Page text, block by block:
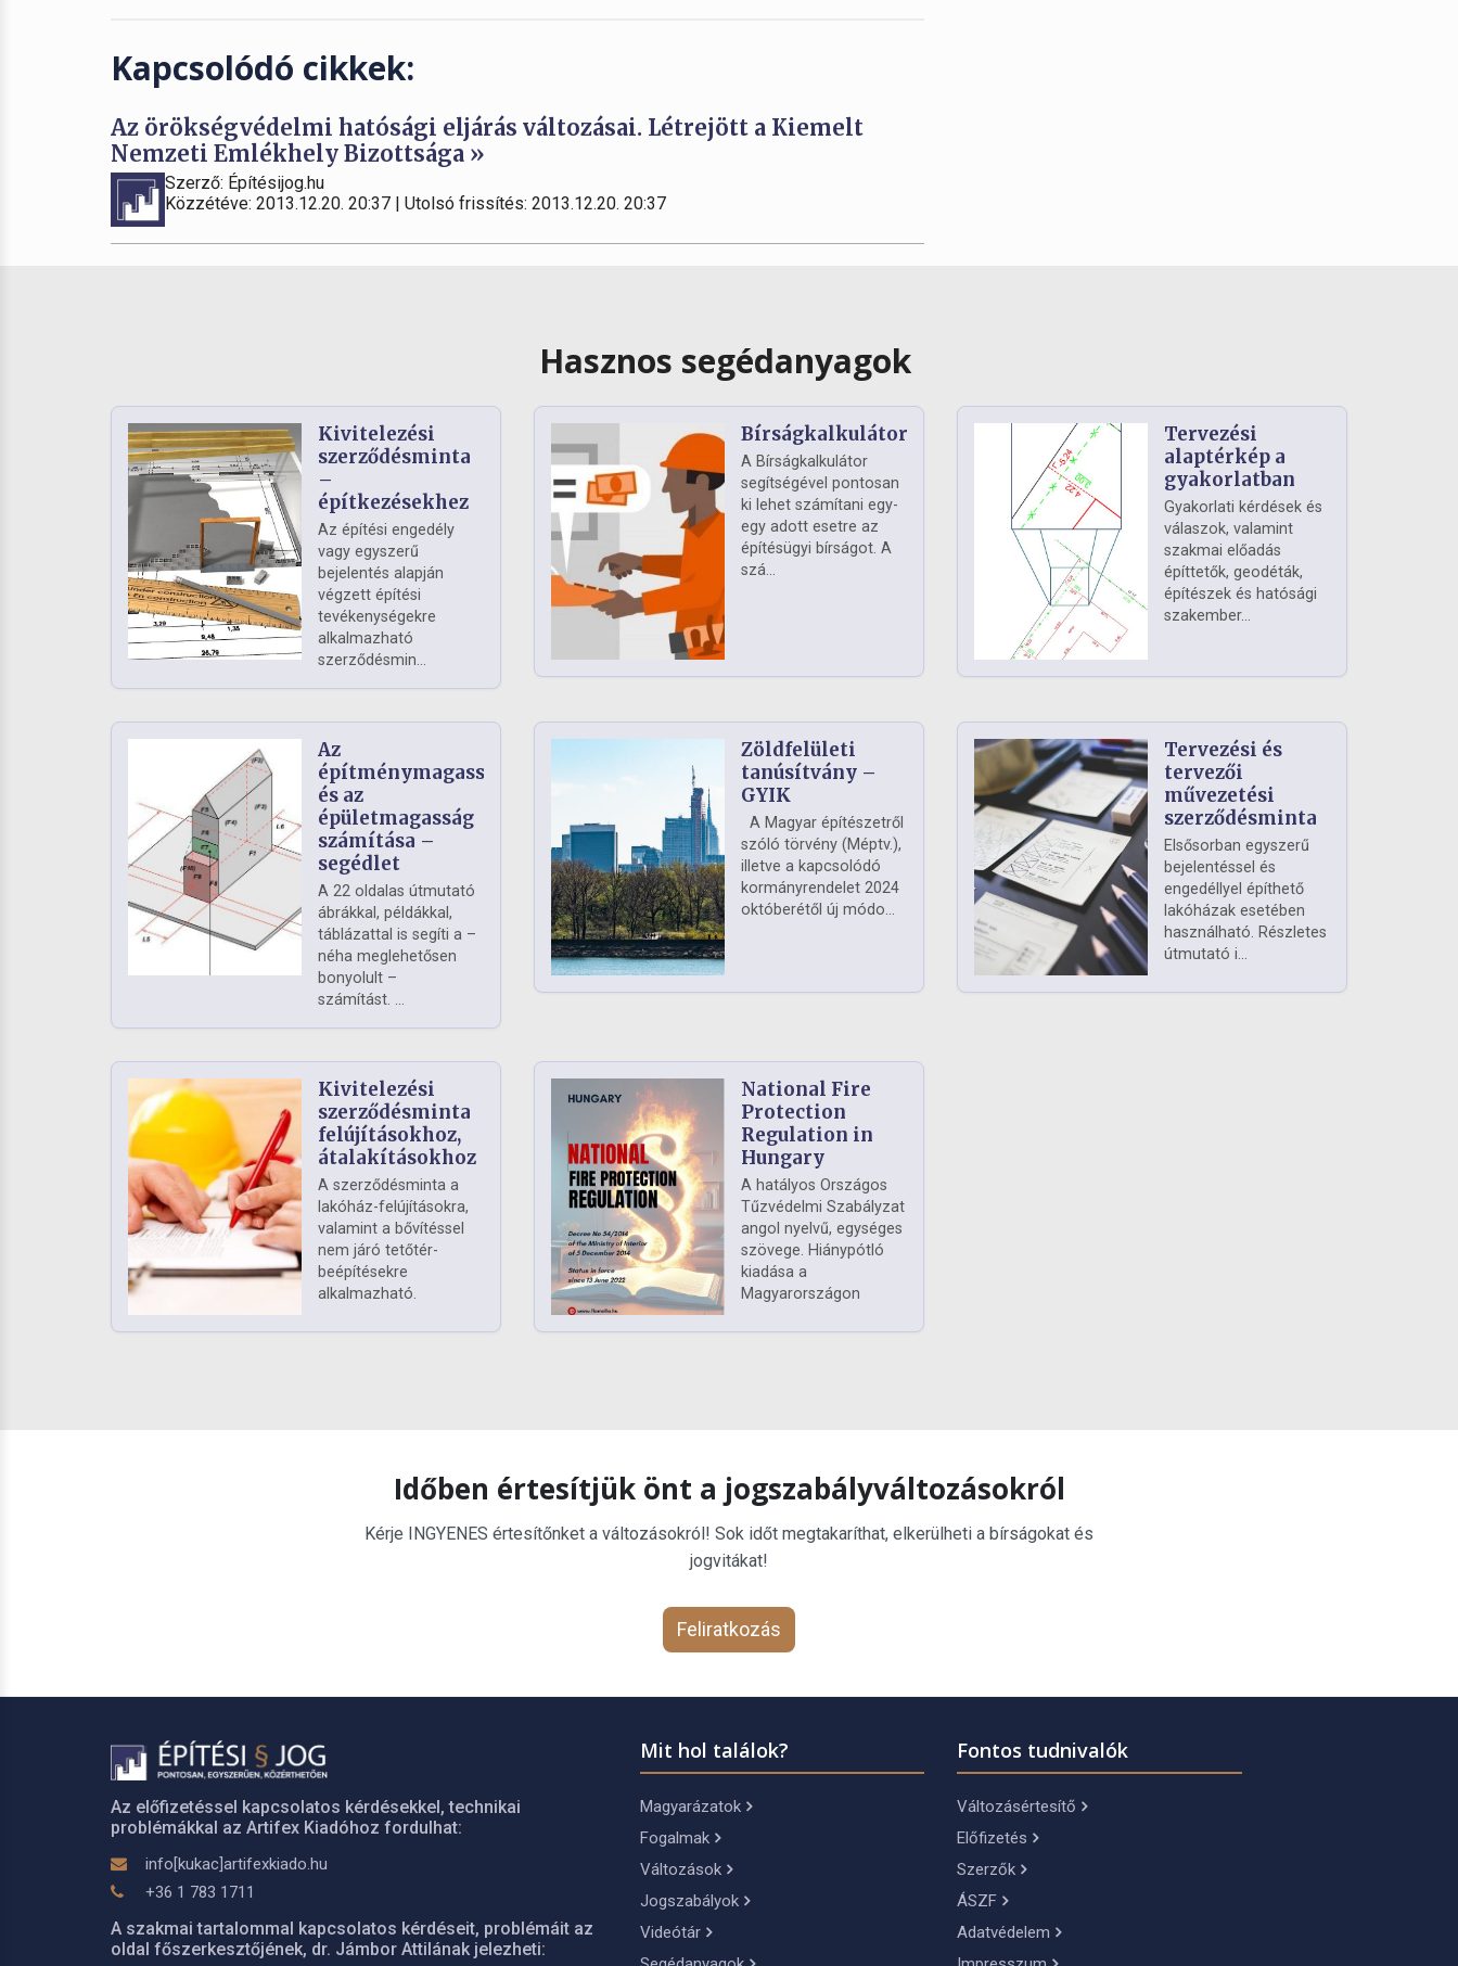
Kapcsolódó cikkek:
Az örökségvédelmi hatósági eljárás változásai. Létrejött a Kiemelt
Nemzeti Emlékhely Bizottsága »
Szerző: Építésijog.hu
Közzétéve: 2013.12.20. 20:37 | Utolsó frissítés: 2013.12.20. 20:37
Hasznos segédanyagok
Kivitelezési
szerződésminta
–
építkezésekhez
Az építési engedély
vagy egyszerű
bejelentés alapján
végzett építési
tevékenységekre
alkalmazható
szerződésmin...
Bírságkalkulátor
A Bírságkalkulátor
segítségével pontosan
ki lehet számítani egy-
egy adott esetre az
építésügyi bírságot. A
szá...
Tervezési
alaptérkép a
gyakorlatban
Gyakorlati kérdések és
válaszok, valamint
szakmai előadás
építtetők, geodéták,
építészek és hatósági
szakember...
Az
építménymagasság
és az
épületmagasság
számítása –
segédlet
A 22 oldalas útmutató
ábrákkal, példákkal,
táblázattal is segíti a –
néha meglehetősen
bonyolult –
számítást. ...
Zöldfelületi
tanúsítvány –
GYIK
A Magyar építészetről
szóló törvény (Méptv.),
illetve a kapcsolódó
kormányrendelet 2024
októberétől új módo...
Tervezési és
tervezői
művezetési
szerződésminta
Elsősorban egyszerű
bejelentéssel és
engedéllyel építhető
lakóházak esetében
használható. Részletes
útmutató i...
Kivitelezési
szerződésminta
felújításokhoz,
átalakításokhoz
A szerződésminta a
lakóház-felújításokra,
valamint a bővítéssel
nem járó tetőtér-
beépítésekre
alkalmazható.
National Fire
Protection
Regulation in
Hungary
A hatályos Országos
Tűzvédelmi Szabályzat
angol nyelvű, egységes
szövege. Hiánypótló
kiadása a
Magyarországon
Időben értesítjük önt a jogszabályváltozásokról
Kérje INGYENES értesítőnket a változásokról! Sok időt megtakaríthat, elkerülheti a bírságokat és
jogvitákat!
Feliratkozás
Az előfizetéssel kapcsolatos kérdésekkel, technikai
problémákkal az Artifex Kiadóhoz fordulhat:
info[kukac]artifexkiado.hu
+36 1 783 1711
A szakmai tartalommal kapcsolatos kérdéseit, problémáit az
oldal főszerkesztőjének, dr. Jámbor Attilának jelezheti:
Mit hol találok?
Magyarázatok
Fogalmak
Változások
Jogszabályok
Videótár
Fontos tudnivalók
Változásértesítő
Előfizetés
Szerzők
ÁSZF
Adatvédelem